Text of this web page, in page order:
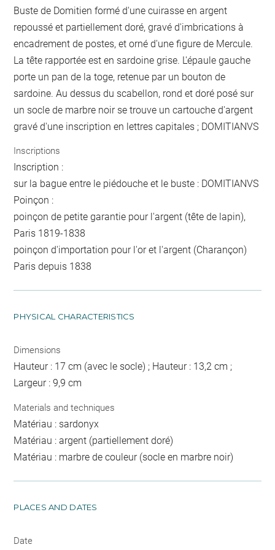
Buste de Domitien formé d'une cuirasse en argent
repoussé et partiellement doré, gravé d'imbrications à
encadrement de postes, et orné d'une figure de Mercule.
La tête rapportée est en sardoine grise. L'épaule gauche
porte un pan de la toge, retenue par un bouton de
sardoine. Au dessus du scabellon, rond et doré posé sur
un socle de marbre noir se trouve un cartouche d'argent
gravé d'une inscription en lettres capitales ; DOMITIANVS
Inscriptions
Inscription :
sur la bague entre le piédouche et le buste : DOMITIANVS
Poinçon :
poinçon de petite garantie pour l'argent (tête de lapin),
Paris 1819-1838
poinçon d'importation pour l'or et l'argent (Charançon)
Paris depuis 1838
PHYSICAL CHARACTERISTICS
Dimensions
Hauteur : 17 cm (avec le socle) ; Hauteur : 13,2 cm ;
Largeur : 9,9 cm
Materials and techniques
Matériau : sardonyx
Matériau : argent (partiellement doré)
Matériau : marbre de couleur (socle en marbre noir)
PLACES AND DATES
Date